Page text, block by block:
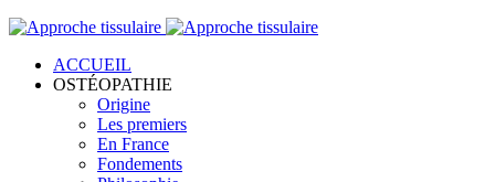
ACCUEIL
OSTÉOPATHIE
Origine
Les premiers
En France
Fondements